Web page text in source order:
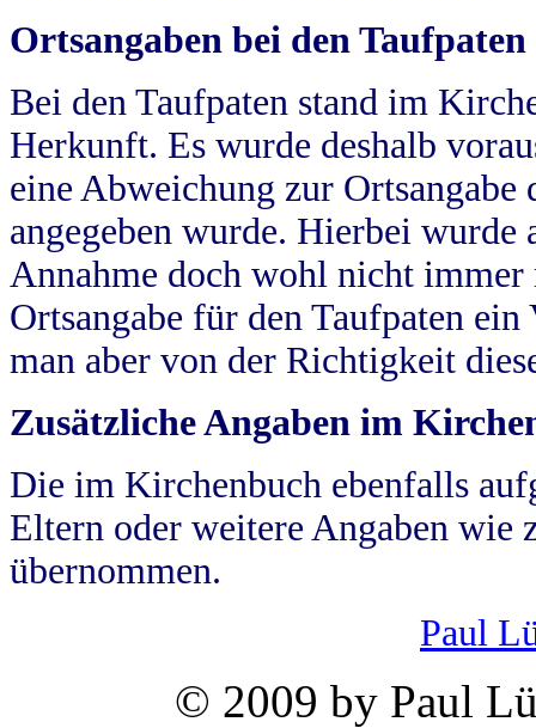
Ortsangaben bei den Taufpaten
Bei den Taufpaten stand im
Herkunft. Es wurde deshalb
eine Abweichung zur
angegeben wurde. Hierbei wurde
Annahme doch wohl nicht
Ortsangabe für den Taufpaten
man aber von der Richtigkeit
Zusätzliche Angaben im
Die im Kirchenbuch ebenfalls
Eltern oder weitere Angaben wie
übernommen.
Paul
© 2009 by Paul